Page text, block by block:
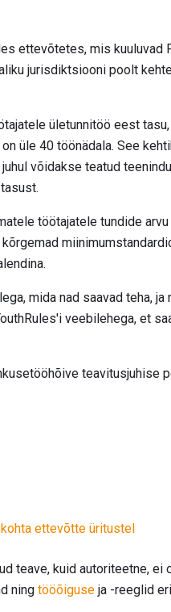
ettevõtetes, mis kuuluvad
jurisdiktsiooni poolt
ületunnitöö eest
üle 40 töönädala. See
võidakse teatud
töötajatele tundide
mida nad saavad teha,
veebilehega, et
teavitusjuhise
ettevõtte üritustel
teave, kuid autoriteetne,
ning tööõiguse ja -reeglid